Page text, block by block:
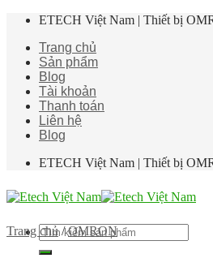
Skip
content
ETECH Việt Nam | Thiết bị
Trang chủ
Sản phẩm
Blog
Tài khoản
Thanh toán
Liên hệ
Blog
ETECH Việt Nam | Thiết bị
Tìm
kiếm:
Trang chủ / OMRON